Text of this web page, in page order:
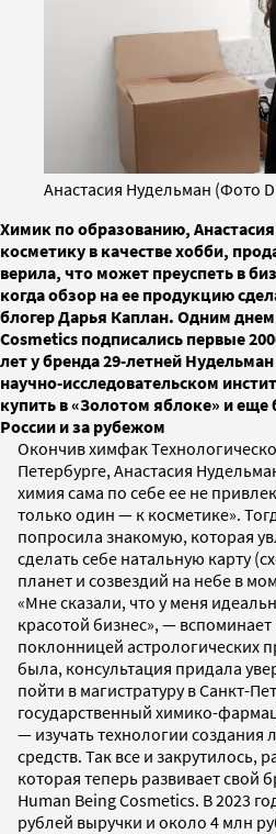
Анастасия Нудельман (Фото
Химик по образованию,
косметику в качестве хобби,
верила, что может преуспеть в
когда обзор на ее продукцию
блогер Дарья Каплан. Одним
Cosmetics подписались первые
лет у бренда 29-летней
научно-исследовательском
купить в «Золотом яблоке» и еще
России и за рубежом
Окончив химфак
Петербурге, Анастасия
химия сама по себе ее не
только один — к косметике».
попросила знакомую, которая
сделать себе натальную карту
планет и созвездий на небе в
«Мне сказали, что у меня
красотой бизнес», —
поклонницей астрологических
была, консультация придала
пойти в магистратуру в Санкт-
государственный химико-
— изучать технологии создания
средств. Так все и закрутилось,
которая теперь развивает свой
Human Being Cosmetics. В 2023
рублей выручки и около 4 млн